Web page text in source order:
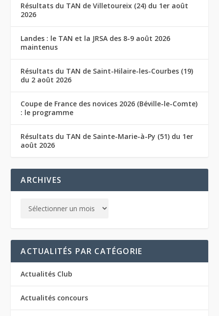
Résultats du TAN de Villetoureix (24) du 1er août
2026
Landes : le TAN et la JRSA des 8-9 août 2026
maintenus
Résultats du TAN de Saint-Hilaire-les-Courbes (19)
du 2 août 2026
Coupe de France des novices 2026 (Béville-le-Comte)
: le programme
Résultats du TAN de Sainte-Marie-à-Py (51) du 1er
août 2026
ARCHIVES
ACTUALITÉS PAR CATÉGORIE
Actualités Club
Actualités concours